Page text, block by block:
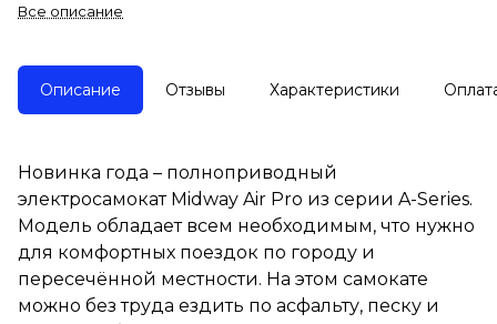
что нужно для комфортных
пересечённой местности. На
этом самокате можно без
сантиметров легко
преодолевать различные
препятствия в виде кочек, ям
и лежачих полицейских.
Два электродвигателя,
совокупной мощностью 1200
ватт позволяют развивать
скорость до 40 километров в
Все описание
Описание Отзывы Характеристики
Новинка года – полноприводный
электросамокат Midway Air Pro из серии A-Series.
Модель обладает всем необходимым, что нужно
для комфортных поездок по городу и
пересечённой местности. На этом самокате
можно без труда ездить по асфальту, песку и